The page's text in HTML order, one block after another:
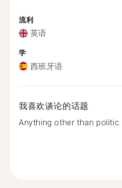
流利
英语
学
西班牙语
我喜欢谈论的话题
Anything other than politic...